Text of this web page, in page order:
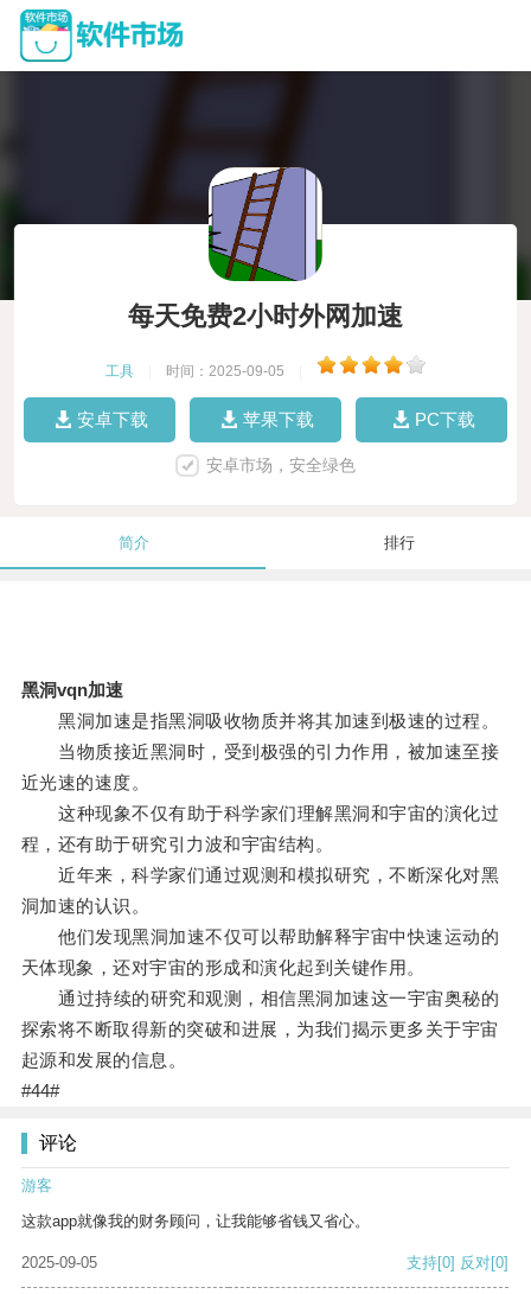
每天免费2小时外网加速
工具 时间：2025-09-05
安卓下载 苹果下载 PC下载
安卓市场，安全绿色
简介 排行
黑洞vqn加速
黑洞加速是指黑洞吸收物质并将其加速到极速的过程。
当物质接近黑洞时，受到极强的引力作用，被加速至接
近光速的速度。
这种现象不仅有助于科学家们理解黑洞和宇宙的演化过
程，还有助于研究引力波和宇宙结构。
近年来，科学家们通过观测和模拟研究，不断深化对黑
洞加速的认识。
他们发现黑洞加速不仅可以帮助解释宇宙中快速运动的
天体现象，还对宇宙的形成和演化起到关键作用。
通过持续的研究和观测，相信黑洞加速这一宇宙奥秘的
探索将不断取得新的突破和进展，为我们揭示更多关于宇宙
起源和发展的信息。
#44#
评论
游客
这款app就像我的财务顾问，让我能够省钱又省心。
2025-09-05 支持[0] 反对[0]